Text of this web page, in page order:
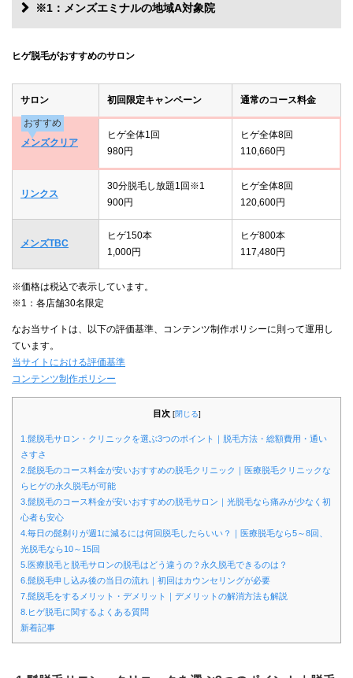
※1：メンズエミナルの地域A対象院
ヒゲ脱毛がおすすめのサロン
サロン 初回限定キャンペーン 通常のコース料金
おすすめ
メンズクリア
ヒゲ全体1回
980円
ヒゲ全体8回
110,660円
リンクス
30分脱毛し放題1回※1
900円
ヒゲ全体8回
120,600円
メンズTBC
ヒゲ150本
1,000円
ヒゲ800本
117,480円
※価格は税込で表示しています。
※1：各店舗30名限定
なお当サイトは、以下の評価基準、コンテンツ制作ポリシーに則って運用し
ています。
当サイトにおける評価基準
コンテンツ制作ポリシー
目次 [閉じる]
1.髭脱毛サロン・クリニックを選ぶ3つのポイント｜脱毛方法・総額費用・通い
さすさ
2.髭脱毛のコース料金が安いおすすめの脱毛クリニック｜医療脱毛クリニックな
らヒゲの永久脱毛が可能
3.髭脱毛のコース料金が安いおすすめの脱毛サロン｜光脱毛なら痛みが少なく初
心者も安心
4.毎日の髭剃りが週1に減るには何回脱毛したらいい？｜医療脱毛なら5～8回、
光脱毛なら10～15回
5.医療脱毛と脱毛サロンの脱毛はどう違うの？永久脱毛できるのは？
6.髭脱毛申し込み後の当日の流れ｜初回はカウンセリングが必要
7.髭脱毛をするメリット・デメリット｜デメリットの解消方法も解説
8.ヒゲ脱毛に関するよくある質問
新着記事